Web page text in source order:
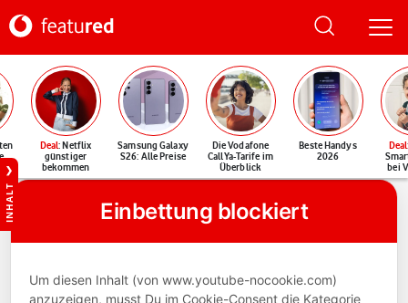
Deal: Netflix
günstiger
bekommen
Samsung Galaxy
S26: Alle Preise
Die Vodafone
CallYa-Tarife im
Überblick
Beste Handys
2026
Deal
bei
INHALT